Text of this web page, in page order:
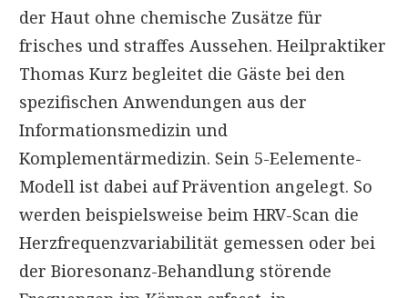
der Haut ohne chemische Zusätze für
frisches und straffes Aussehen. Heilpraktiker
Thomas Kurz begleitet die Gäste bei den
spezifischen Anwendungen aus der
Informationsmedizin und
Komplementärmedizin. Sein 5-Eelemente-
Modell ist dabei auf Prävention angelegt. So
werden beispielsweise beim HRV-Scan die
Herzfrequenzvariabilität gemessen oder bei
der Bioresonanz-Behandlung störende